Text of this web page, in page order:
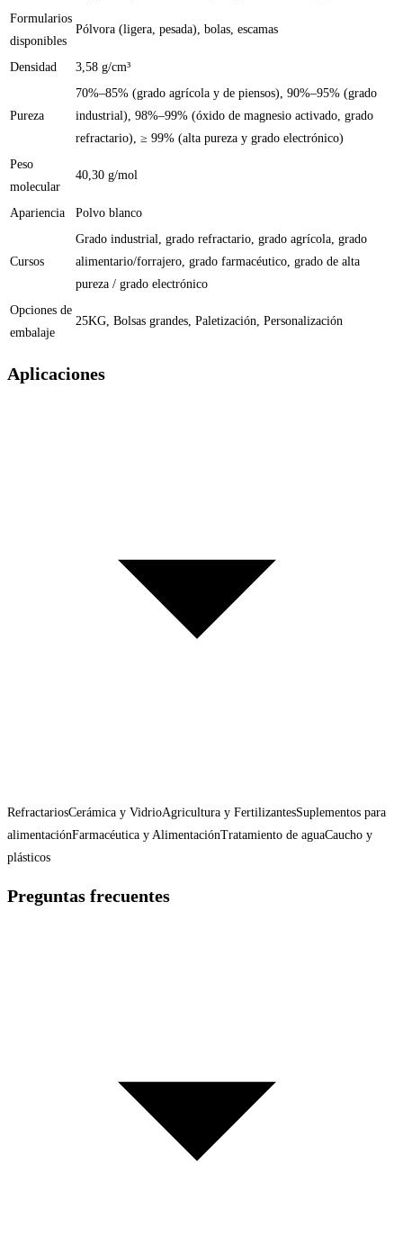
Formularios
disponibles
Pólvora (ligera, pesada), bolas, escamas
Densidad 3,58 g/cm³
Pureza
70%–85% (grado agrícola y de piensos), 90%–95% (grado
industrial), 98%–99% (óxido de magnesio activado, grado
refractario), ≥ 99% (alta pureza y grado electrónico)
Peso
molecular
40,30 g/mol
Apariencia Polvo blanco
Cursos
Grado industrial, grado refractario, grado agrícola, grado
alimentario/forrajero, grado farmacéutico, grado de alta
pureza / grado electrónico
Opciones de
embalaje
25KG, Bolsas grandes, Paletización, Personalización
Aplicaciones
RefractariosCerámica y VidrioAgricultura y FertilizantesSuplementos para
alimentaciónFarmacéutica y AlimentaciónTratamiento de aguaCaucho y
plásticos
Preguntas frecuentes